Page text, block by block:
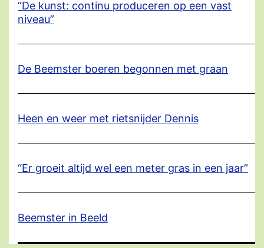
“De kunst: continu produceren op een vast
niveau”
De Beemster boeren begonnen met graan
Heen en weer met rietsnijder Dennis
“Er groeit altijd wel een meter gras in een jaar”
Beemster in Beeld